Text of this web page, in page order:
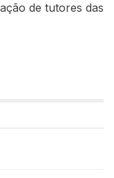
de tutores das